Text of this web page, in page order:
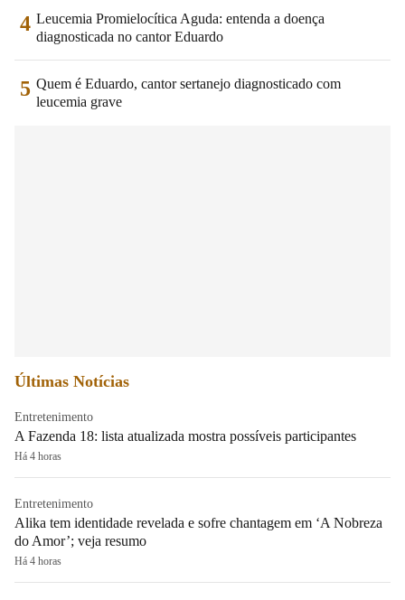
4 Leucemia Promielocítica Aguda: entenda a doença
diagnosticada no cantor Eduardo
5 Quem é Eduardo, cantor sertanejo diagnosticado com
leucemia grave
Últimas Notícias
Entretenimento
A Fazenda 18: lista atualizada mostra possíveis participantes
Há 4 horas
Entretenimento
Alika tem identidade revelada e sofre chantagem em ‘A Nobreza
do Amor’; veja resumo
Há 4 horas